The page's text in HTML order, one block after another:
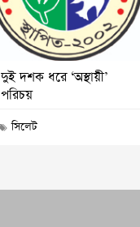
দুই দশক ধরে ‘অস্থায়ী’
পরিচয়
সিলেট